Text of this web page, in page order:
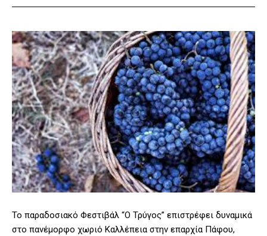
Το παραδοσιακό Φεστιβάλ “Ο Τρύγος” επιστρέφει δυναμικά
στο πανέμορφο χωριό Καλλέπεια στην επαρχία Πάφου,